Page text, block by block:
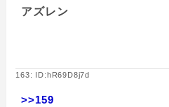
アズレン
163: ID:hR69D8j7d
>>159